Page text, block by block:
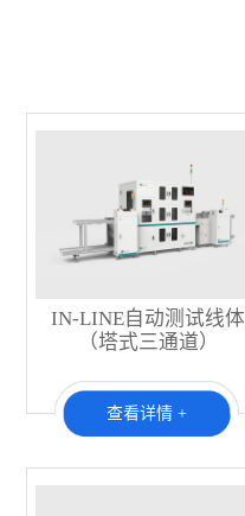
IN-LINE自动测试线体
（塔式三通道）
查看详情 +